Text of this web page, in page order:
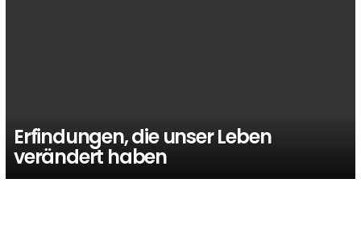
Erfindungen, die unser Leben
verändert haben